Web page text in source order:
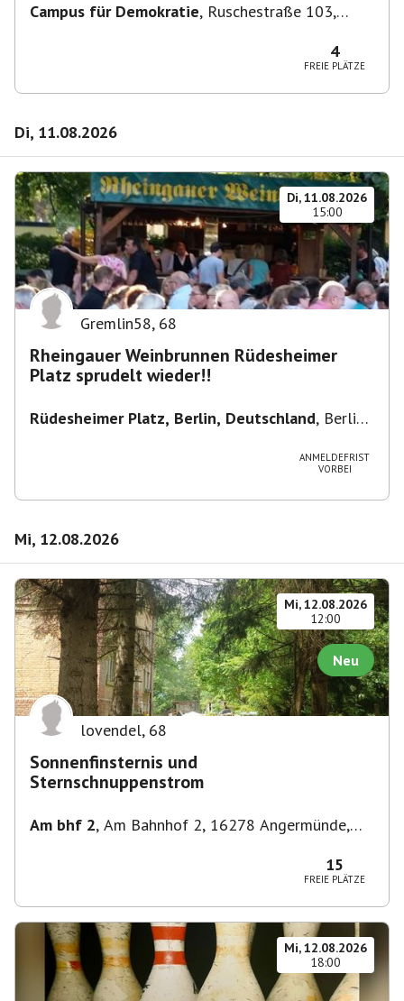
Campus für Demokratie, Ruschestraße 103,
4
FREIE PLÄTZE
Di, 11.08.2026
Di, 11.08.2026
15:00
Gremlin58, 68
Rheingauer Weinbrunnen Rüdesheimer
Platz sprudelt wieder!!
Rüdesheimer Platz, Berlin, Deutschland, Berlin-
ANMELDEFRIST
VORBEI
Mi, 12.08.2026
Mi, 12.08.2026
12:00
Neu
lovendel, 68
Sonnenfinsternis und
Sternschnuppenstrom
Am bhf 2, Am Bahnhof 2, 16278 Angermünde,
15
FREIE PLÄTZE
Mi, 12.08.2026
18:00